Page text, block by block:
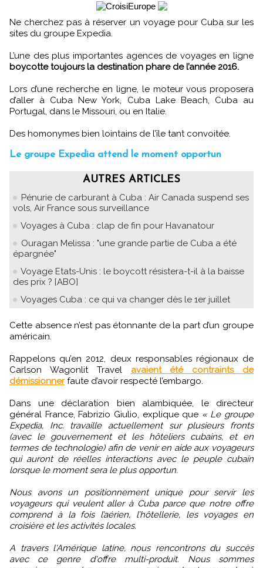
Ne cherchez pas à réserver un voyage pour Cuba sur les
sites du groupe Expedia.
L’une des plus importantes agences de voyages en ligne
boycotte toujours la destination phare de l’année 2016.
Lors d’une recherche en ligne, le moteur vous proposera
d’aller à Cuba New York, Cuba Lake Beach, Cuba au
Portugal, dans le Missouri, ou en Italie.
Des homonymes bien lointains de l’île tant convoitée.
Le groupe Expedia attend le moment opportun
AUTRES ARTICLES
Pénurie de carburant à Cuba : Air Canada suspend ses
vols, Air France sous surveillance
Voyages à Cuba : clap de fin pour Havanatour
Ouragan Melissa : "une grande partie de Cuba a été
épargnée"
Voyage Etats-Unis : le boycott résistera-t-il à la baisse
des prix ? [ABO]
Voyages Cuba : ce qui va changer dès le 1er juillet
Cette absence n’est pas étonnante de la part d’un groupe
américain.
Rappelons qu’en 2012, deux responsables régionaux de
Carlson Wagonlit Travel avaient été contraints de
démissionnerfaute d’avoir respecté l’embargo.
Dans une déclaration bien alambiquée, le directeur
général France, Fabrizio Giulio, explique que « Le groupe
Expedia, Inc. travaille actuellement sur plusieurs fronts
(avec le gouvernement et les hôteliers cubains, et en
termes de technologie) afin de venir en aide aux voyageurs
qui auront de réelles interactions avec le peuple cubain
lorsque le moment sera le plus opportun.
Nous avons un positionnement unique pour servir les
voyageurs qui veulent aller à Cuba parce que notre offre
comprend à la fois l’aérien, l’hôtellerie, les voyages en
croisière et les activités locales.
A travers l'Amérique latine, nous rencontrons du succès
avec ce genre d'offre multi-produit. Nous sommes